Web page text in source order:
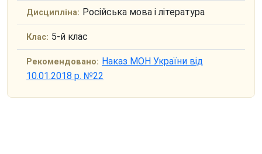
Дисципліна: Російська мова і література
Клас: 5-й клас
Рекомендовано: Наказ МОН України від
10.01.2018 р. №22